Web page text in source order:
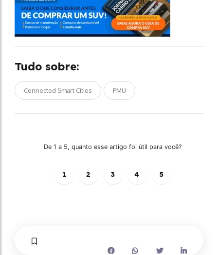
Tudo sobre:
Connected Smart Cities PMU
De 1 a 5, quanto esse artigo foi útil para você?
1 2 3 4 5